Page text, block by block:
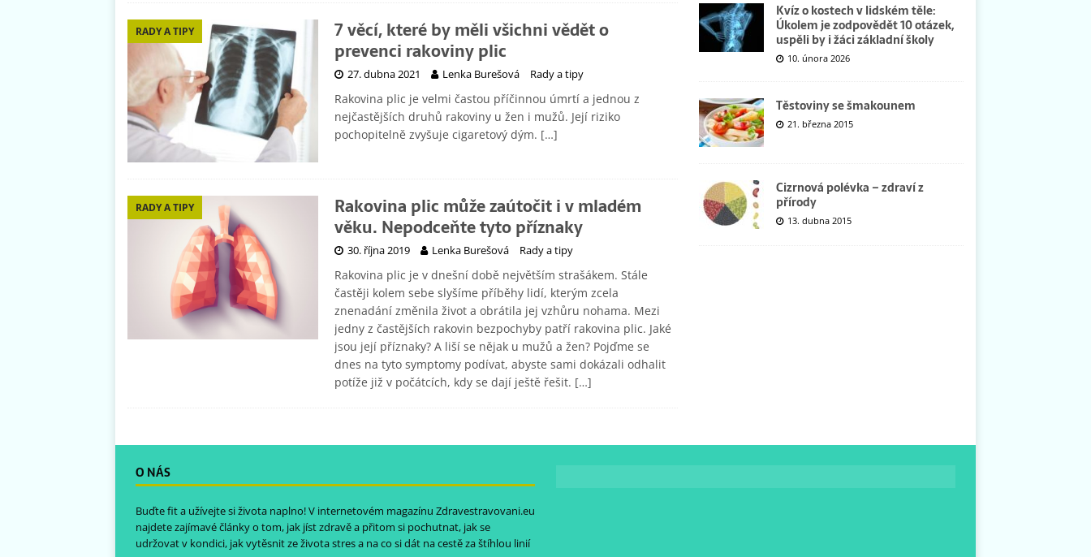
RADY A TIPY
7 věcí, které by měli všichni vědět o
prevenci rakoviny plic
27. dubna 2021 Lenka Burešová Rady a tipy
Rakovina plic je velmi častou příčinnou úmrtí a jednou z
nejčastějších druhů rakoviny u žen i mužů. Její riziko
pochopitelně zvyšuje cigaretový dým. […]
RADY A TIPY
Rakovina plic může zaútočit i v mladém
věku. Nepodceňte tyto příznaky
30. října 2019 Lenka Burešová Rady a tipy
Rakovina plic je v dnešní době největším strašákem. Stále
častěji kolem sebe slyšíme příběhy lidí, kterým zcela
znenadání změnila život a obrátila jej vzhůru nohama. Mezi
jedny z častějších rakovin bezpochyby patří rakovina plic. Jaké
jsou její příznaky? A liší se nějak u mužů a žen? Pojďme se
dnes na tyto symptomy podívat, abyste sami dokázali odhalit
potíže již v počátcích, kdy se dají ještě řešit. […]
Kvíz o kostech v lidském těle:
Úkolem je zodpovědět 10 otázek,
uspěli by i žáci základní školy
10. února 2026
Těstoviny se šmakounem
21. března 2015
Cizrnová polévka – zdraví z
přírody
13. dubna 2015
O NÁS
Buďte fit a užívejte si života naplno! V internetovém magazínu Zdravestravovani.eu
najdete zajímavé články o tom, jak jíst zdravě a přitom si pochutnat, jak se
udržovat v kondici, jak vytěsnit ze života stres a na co si dát na cestě za štíhlou linií